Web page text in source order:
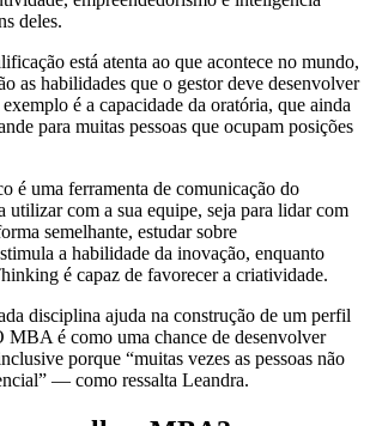
deles.
está atenta ao que acontece no mundo,
as habilidades que o gestor deve desenvolver
é a capacidade da oratória, que ainda
para muitas pessoas que ocupam posições
é uma ferramenta de comunicação do
utilizar com a sua equipe, seja para lidar com
semelhante, estudar sobre
a habilidade da inovação, enquanto
é capaz de favorecer a criatividade.
disciplina ajuda na construção de um perfil
MBA é como uma chance de desenvolver
porque “muitas vezes as pessoas não
— como ressalta Leandra.